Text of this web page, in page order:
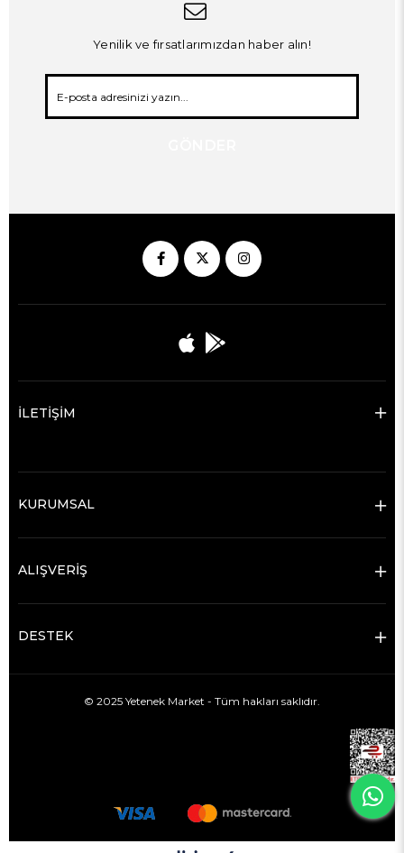
Yenilik ve fırsatlarımızdan haber alın!
İLETİŞİM
KURUMSAL
ALIŞVERİŞ
DESTEK
© 2025 Yetenek Market - Tüm hakları saklıdır.